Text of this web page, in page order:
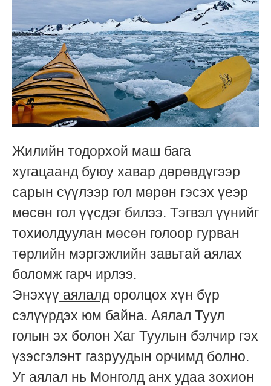
Жилийн тодорхой маш бага
хугацаанд буюу хавар дөрөвдүгээр
сарын сүүлээр гол мөрөн гэсэх үеэр
мөсөн гол үүсдэг билээ. Тэгвэл үүнийг
тохиолдуулан мөсөн голоор гурван
төрлийн мэргэжлийн завьтай аялах
боломж гарч ирлээ.
Энэхүү аялалд оролцох хүн бүр
сэлүүрдэх юм байна. Аялал Туул
голын эх болон Хаг Туулын бэлчир гэх
үзэсгэлэнт газруудын орчимд болно.
Уг аялал нь Монголд анх удаа зохион